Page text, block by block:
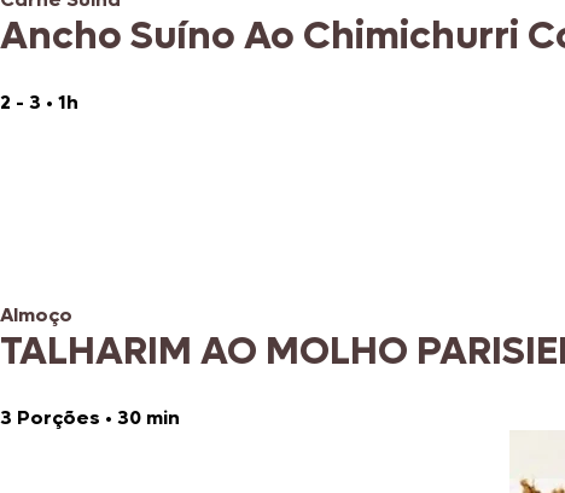
Ancho Suíno Ao Chimichurri
2 - 3 • 1h
Almoço
TALHARIM AO MOLHO
3 Porções • 30 min